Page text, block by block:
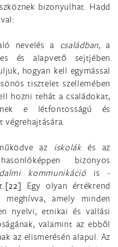
bizonyulhat. Hadd
nevelés a családban, a
és alapvető sejtjében
hogyan kell egymással
tisztelet szellemében
hozni tehát a családokat,
e létfontosságú és
végrehajtására.
az iskolákés az
bizonyos
kommunikáció is -
[22] Egy olyan értékrend
meghívva, amely minden
nyelvi, etnikai és vallási
valamint az ebből
az elismerésén alapul. Az